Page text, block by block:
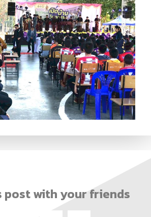
post with your friends